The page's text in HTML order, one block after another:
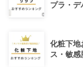
プラ・デ
化粧下地
ス・敏感